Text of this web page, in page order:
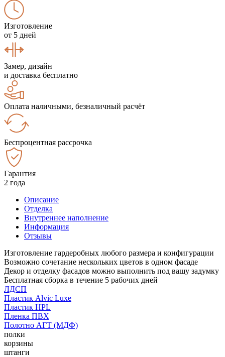
Изготовление
от 5 дней
Замер, дизайн
и доставка бесплатно
Оплата наличными, безналичный расчёт
Беспроцентная рассрочка
Гарантия
2 года
Описание
Отделка
Внутреннее наполнение
Информация
Отзывы
Изготовление гардеробных любого размера и конфигурации
Возможно сочетание нескольких цветов в одном фасаде
Декор и отделку фасадов можно выполнить под вашу задумку
Бесплатная сборка в течение 5 рабочих дней
ЛДСП
Пластик Alvic Luxe
Пластик HPL
Пленка ПВХ
Полотно АГТ (МДФ)
полки
корзины
штанги